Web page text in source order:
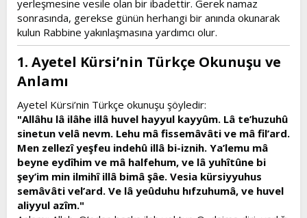
yerleşmesine vesile olan bir ibadettir. Gerek namaz
sonrasında, gerekse günün herhangi bir anında okunarak
kulun Rabbine yakınlaşmasına yardımcı olur.
1. Ayetel Kürsi’nin Türkçe Okunuşu ve
Anlamı​
Ayetel Kürsi’nin Türkçe okunuşu şöyledir:
"Allâhu lâ ilâhe illâ huvel hayyul kayyûm. Lâ te’huzuhû
sinetun velâ nevm. Lehu mâ fissemâvâti ve mâ fil’ard.
Men zellezî yeşfeu indehû illâ bi-iznih. Ya’lemu mâ
beyne eydîhim ve mâ halfehum, ve lâ yuhîtûne bi
şey’im min ilmihî illâ bimâ şâe. Vesia kürsiyyuhus
semâvâti vel’ard. Ve lâ yeûduhu hıfzuhumâ, ve huvel
aliyyul azîm."